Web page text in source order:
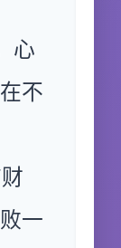
心
不
一